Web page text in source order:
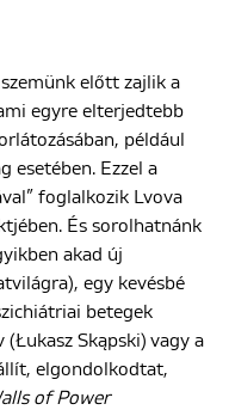
előtt zajlik a
egyre elterjedtebb
például
esetében. Ezzel a
foglalkozik Lvova
És sorolhatnánk
akad új
egy kevésbé
betegek
Skąpski) vagy a
elgondolkodtat,
of Power